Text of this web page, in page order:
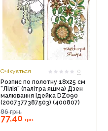
Очікується
0
Розпис по полотну 18х25 см
"Лілія" (палітра яшма) Дзен
малювання Ідейка DZ090
(2007377387503) (400807)
86грн.
77,40 грн.